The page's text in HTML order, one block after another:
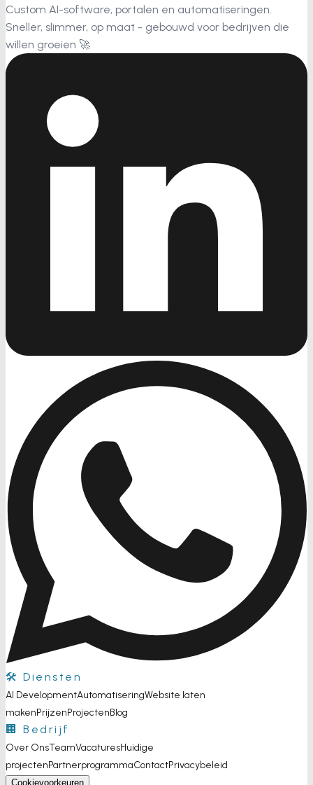
Custom AI-software, portalen en automatiseringen.
Sneller, slimmer, op maat - gebouwd voor bedrijven die
willen groeien 🚀
🛠️ Diensten
AI DevelopmentAutomatiseringWebsite laten
makenPrijzenProjectenBlog
🏢 Bedrijf
Over OnsTeamVacaturesHuidige
projectenPartnerprogrammaContactPrivacybeleid
Cookievoorkeuren